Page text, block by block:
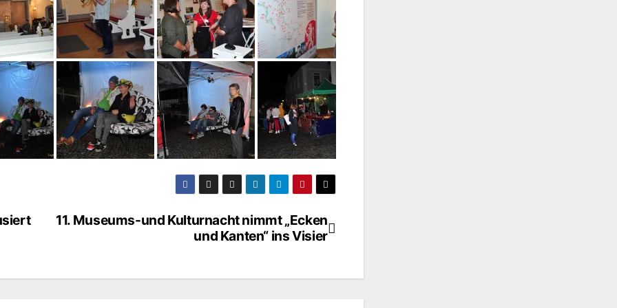
11. Museums-und Kulturnacht nimmt „Ecken
und Kanten“ ins Visier